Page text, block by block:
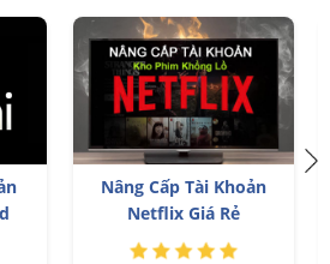
Nâng Cấp Tài Khoản
Netflix Giá Rẻ